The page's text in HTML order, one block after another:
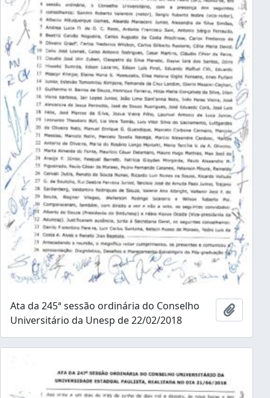
Ata da 245ª sessão ordinária do Conselho
Universitário da Unesp de 22/02/2018
Añadir